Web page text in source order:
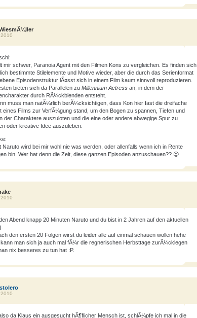
mir schwer, Paranoia Agent mit den Filmen Kons zu vergleichen. Es finden sich
bestimmte Stilelemente und Motive wieder, aber die durch das Serienformat
Episodenstruktur lÃ¤sst sich in einem Film kaum sinnvoll reproduzieren.
bieten sich da Parallelen zu Millennium Actress an, in dem der
durch RÃ¼ckblenden entsteht.
muss man natÃ¼rlich berÃ¼cksichtigen, dass Kon hier fast die dreifache
eines Films zur VerfÃ¼gung stand, um den Bogen zu spannen, Tiefen und
der Charaktere auszuloten und die eine oder andere abwegige Spur zu
oder kreative Idee auszuleben.
Naruto wird bei mir wohl nie was werden, oder allenfalls wenn ich in Rente
bin. Wer hat denn die Zeit, diese ganzen Episoden anzuschauen?? 😉
Abend knapp 20 Minuten Naruto und du bist in 2 Jahren auf den aktuellen
den ersten 20 Folgen wirst du leider alle auf einmal schauen wollen hehe
man sich ja auch mal fÃ¼r die regnerischen Herbsttage zurÃ¼cklegen
nix besseres zu tun hat :P.
da Klaus ein ausgesucht hÃ¶flicher Mensch ist, schlÃ¼pfe ich mal in die